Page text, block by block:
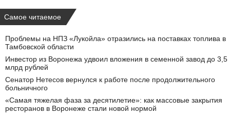
Самое читаемое
Проблемы на НПЗ «Лукойла» отразились на поставках топлива в
Тамбовской области
Инвестор из Воронежа удвоил вложения в семенной завод до 3,5
млрд рублей
Сенатор Нетесов вернулся к работе после продолжительного
больничного
«Самая тяжелая фаза за десятилетие»: как массовые закрытия
ресторанов в Воронеже стали новой нормой